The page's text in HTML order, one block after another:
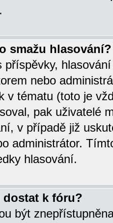
smažu hlasování?
příspěvky,
nebo
v tématu (toto je
pak uživatelé
v případě již
administrátor.
hlasování.
dostat k fóru?
být